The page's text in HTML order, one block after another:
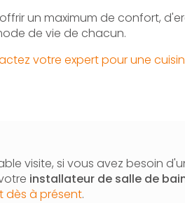
un maximum de confort,
de vie de chacun.
votre expert pour une
visite, si vous avez besoin
installateur de salle de
dès à présent.